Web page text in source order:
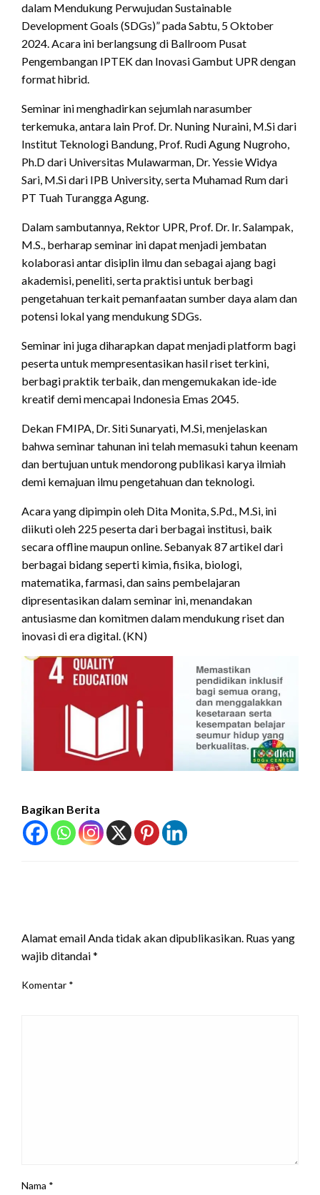
dalam Mendukung Perwujudan Sustainable
Development Goals (SDGs)” pada Sabtu, 5 Oktober
2024. Acara ini berlangsung di Ballroom Pusat
Pengembangan IPTEK dan Inovasi Gambut UPR dengan
format hibrid.
Seminar ini menghadirkan sejumlah narasumber
terkemuka, antara lain Prof. Dr. Nuning Nuraini, M.Si dari
Institut Teknologi Bandung, Prof. Rudi Agung Nugroho,
Ph.D dari Universitas Mulawarman, Dr. Yessie Widya
Sari, M.Si dari IPB University, serta Muhamad Rum dari
PT Tuah Turangga Agung.
Dalam sambutannya, Rektor UPR, Prof. Dr. Ir. Salampak,
M.S., berharap seminar ini dapat menjadi jembatan
kolaborasi antar disiplin ilmu dan sebagai ajang bagi
akademisi, peneliti, serta praktisi untuk berbagi
pengetahuan terkait pemanfaatan sumber daya alam dan
potensi lokal yang mendukung SDGs.
Seminar ini juga diharapkan dapat menjadi platform bagi
peserta untuk mempresentasikan hasil riset terkini,
berbagi praktik terbaik, dan mengemukakan ide-ide
kreatif demi mencapai Indonesia Emas 2045.
Dekan FMIPA, Dr. Siti Sunaryati, M.Si, menjelaskan
bahwa seminar tahunan ini telah memasuki tahun keenam
dan bertujuan untuk mendorong publikasi karya ilmiah
demi kemajuan ilmu pengetahuan dan teknologi.
Acara yang dipimpin oleh Dita Monita, S.Pd., M.Si, ini
diikuti oleh 225 peserta dari berbagai institusi, baik
secara offline maupun online. Sebanyak 87 artikel dari
berbagai bidang seperti kimia, fisika, biologi,
matematika, farmasi, dan sains pembelajaran
dipresentasikan dalam seminar ini, menandakan
antusiasme dan komitmen dalam mendukung riset dan
inovasi di era digital. (KN)
Bagikan Berita
Alamat email Anda tidak akan dipublikasikan. Ruas yang
wajib ditandai*
Komentar *
Nama *